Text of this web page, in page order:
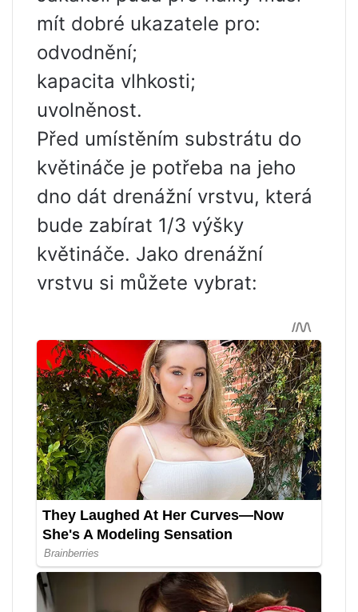
mít dobré ukazatele pro:
odvodnění;
kapacita vlhkosti;
uvolněnost.
Před umístěním substrátu do
květináče je potřeba na jeho
dno dát drenážní vrstvu, která
bude zabírat 1/3 výšky
květináče. Jako drenážní
vrstvu si můžete vybrat: